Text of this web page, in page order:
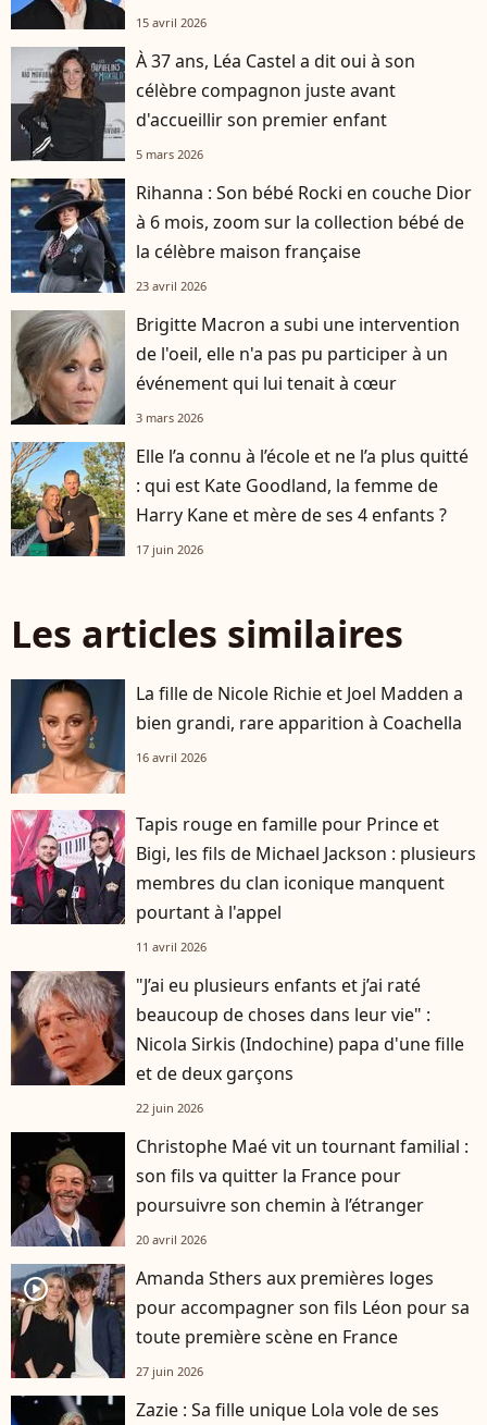
15 avril 2026
À 37 ans, Léa Castel a dit oui à son
célèbre compagnon juste avant
d'accueillir son premier enfant
5 mars 2026
Rihanna : Son bébé Rocki en couche Dior
à 6 mois, zoom sur la collection bébé de
la célèbre maison française
23 avril 2026
Brigitte Macron a subi une intervention
de l'oeil, elle n'a pas pu participer à un
événement qui lui tenait à cœur
3 mars 2026
Elle l’a connu à l’école et ne l’a plus quitté
: qui est Kate Goodland, la femme de
Harry Kane et mère de ses 4 enfants ?
17 juin 2026
Les articles similaires
La fille de Nicole Richie et Joel Madden a
bien grandi, rare apparition à Coachella
16 avril 2026
Tapis rouge en famille pour Prince et
Bigi, les fils de Michael Jackson : plusieurs
membres du clan iconique manquent
pourtant à l'appel
11 avril 2026
"J’ai eu plusieurs enfants et j’ai raté
beaucoup de choses dans leur vie" :
Nicola Sirkis (Indochine) papa d'une fille
et de deux garçons
22 juin 2026
Christophe Maé vit un tournant familial :
son fils va quitter la France pour
poursuivre son chemin à l’étranger
20 avril 2026
player2
Amanda Sthers aux premières loges
pour accompagner son fils Léon pour sa
toute première scène en France
27 juin 2026
Zazie : Sa fille unique Lola vole de ses